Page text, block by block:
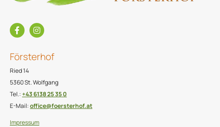
Försterhof
Ried 14
5360 St. Wolfgang
Tel.:+43 6138 25 35 0
E-Mail:office@foersterhof.at
Impressum